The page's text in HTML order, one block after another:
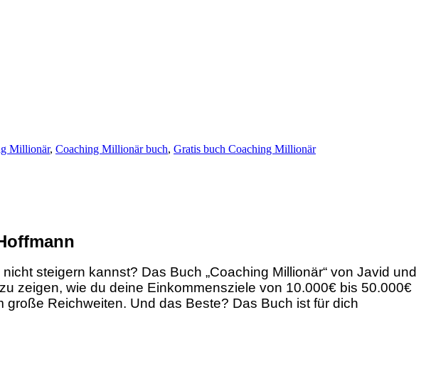
Millionär, Coaching Millionär buch, Gratis buch Coaching Millionär
steigern kannst? Das Buch „Coaching Millionär“ von Javid und
zeigen, wie du deine Einkommensziele von 10.000€ bis 50.000€
Reichweiten. Und das Beste? Das Buch ist für dich